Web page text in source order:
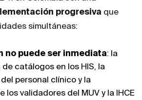
progresiva que
simultáneas:
no puede ser inmediata: la
catálogos en los HIS, la
personal clínico y la
los validadores del MUV y la IHCE